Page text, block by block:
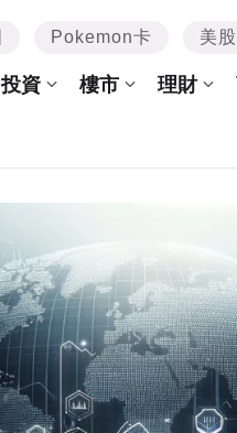
Pokemon卡 美
投資 樓市 理財